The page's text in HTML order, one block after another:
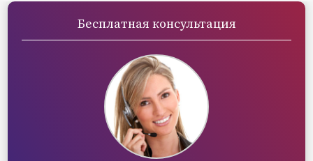
Бесплатная консультация